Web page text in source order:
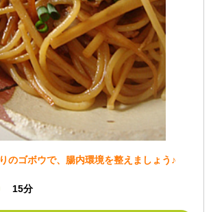
のゴボウで、腸内環境を整えましょう♪
15分